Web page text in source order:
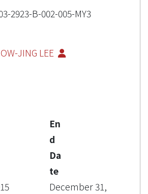
2923-B-002-005-MY3
JING LEE
En
d
Da
te
December 31,